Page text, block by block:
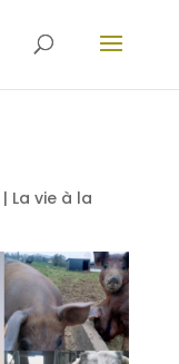
| La vie à la